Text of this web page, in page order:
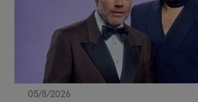
05/8/2026